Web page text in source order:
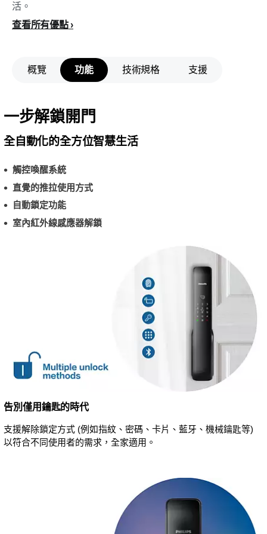
活。
查看所有優點
概覽 功能 技術規格 支援
一步解鎖開門
全自動化的全方位智慧生活
觸控喚醒系統
直覺的推拉使用方式
自動鎖定功能
室內紅外線感應器解鎖
告別僅用鑰匙的時代
支援解除鎖定方式 (例如指紋、密碼、卡片、藍牙、機械鑰匙等)
以符合不同使用者的需求，全家適用。